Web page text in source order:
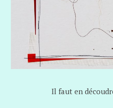
Il faut en